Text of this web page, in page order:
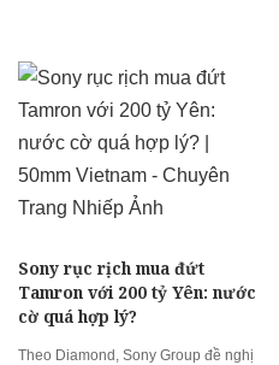
Sony rục rịch mua đứt
Tamron với 200 tỷ Yên: nước
cờ quá hợp lý?
Theo Diamond, Sony Group đề nghị